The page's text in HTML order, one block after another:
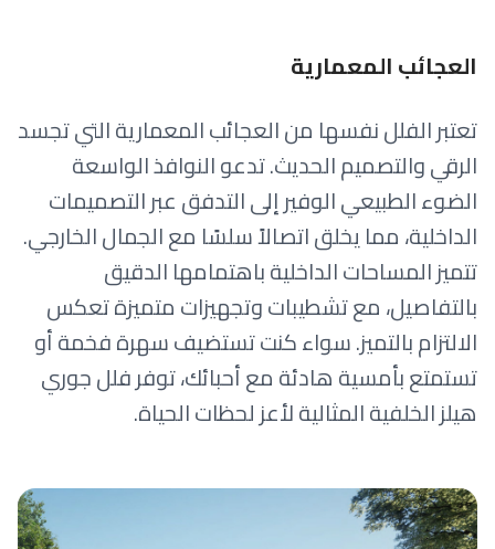
العجائب المعمارية
تعتبر الفلل نفسها من العجائب المعمارية التي تجسد
الرقي والتصميم الحديث. تدعو النوافذ الواسعة
الضوء الطبيعي الوفير إلى التدفق عبر التصميمات
الداخلية، مما يخلق اتصالاً سلسًا مع الجمال الخارجي.
تتميز المساحات الداخلية باهتمامها الدقيق
بالتفاصيل، مع تشطيبات وتجهيزات متميزة تعكس
الالتزام بالتميز. سواء كنت تستضيف سهرة فخمة أو
تستمتع بأمسية هادئة مع أحبائك، توفر فلل جوري
هيلز الخلفية المثالية لأعز لحظات الحياة.